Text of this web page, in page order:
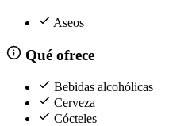
Aseos
Qué ofrece
Bebidas alcohólicas
Cerveza
Cócteles